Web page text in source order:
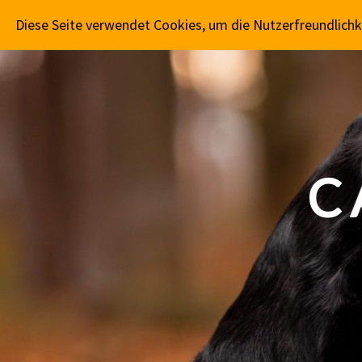
CAPTAIN FLÓKI AKTUELLES
Diese Seite verwendet Cookies, um die